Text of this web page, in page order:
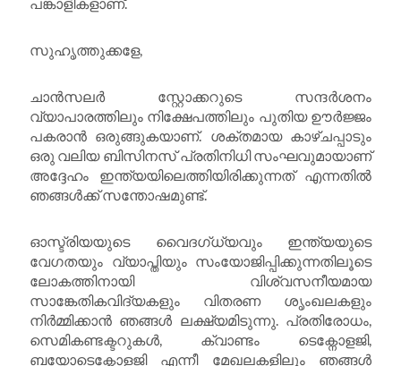
സുഹൃത്തുക്കളേ,
ചാൻസലർ സ്റ്റോക്കറുടെ സന്ദർശനം
വ്യാപാരത്തിലും നിക്ഷേപത്തിലും പുതിയ ഊർജ്ജം
പകരാൻ ഒരുങ്ങുകയാണ്. ശക്തമായ കാഴ്ചപ്പാടും
ഒരു വലിയ ബിസിനസ് പ്രതിനിധി സംഘവുമായാണ്
അദ്ദേഹം ഇന്ത്യയിലെത്തിയിരിക്കുന്നത് എന്നതിൽ
ഞങ്ങൾക്ക് സന്തോഷമുണ്ട്.
ഓസ്ട്രിയയുടെ വൈദഗ്ധ്യവും ഇന്ത്യയുടെ
വേഗതയും വ്യാപ്തിയും സംയോജിപ്പിക്കുന്നതിലൂടെ
ലോകത്തിനായി വിശ്വസനീയമായ
സാങ്കേതികവിദ്യകളും വിതരണ ശൃംഖലകളും
നിർമ്മിക്കാൻ ഞങ്ങൾ ലക്ഷ്യമിടുന്നു. പ്രതിരോധം,
സെമികണ്ടക്ടറുകൾ, ക്വാണ്ടം ടെക്നോളജി,
ബയോടെക്നോളജി എന്നീ മേഖലകളിലും ഞങ്ങൾ